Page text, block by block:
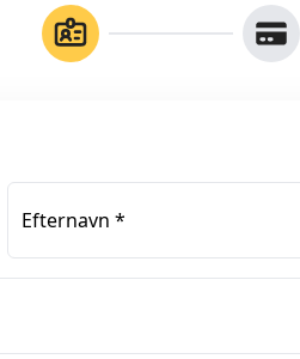
Efternavn *